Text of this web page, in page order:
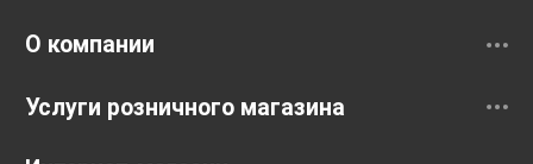
О компании
Услуги розничного магазина